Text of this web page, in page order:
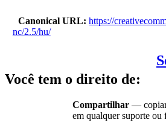
Canonical URL
https://
nc/2.5/hu/
Você tem o direito de:
Compartilhar — copiar
em qualquer suporte ou